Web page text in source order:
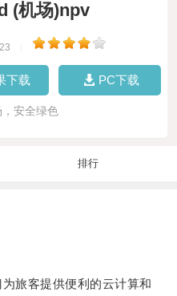
(机场)npv
下载 PC下载
安全绿色
排行
旅客提供便利的云计算和